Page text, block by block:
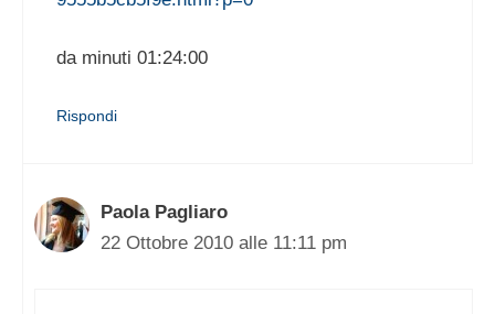
da minuti 01:24:00
Rispondi
Paola Pagliaro
22 Ottobre 2010 alle 11:11 pm